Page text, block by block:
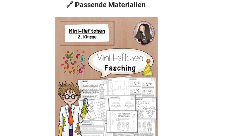
🔗 Passende Materialien